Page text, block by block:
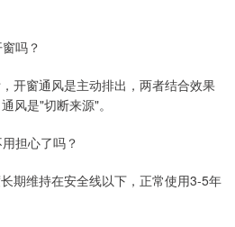
吗？
开窗通风是主动排出，两者结合效果
风是"切断来源"。
担心了吗？
期维持在安全线以下，正常使用3-5年